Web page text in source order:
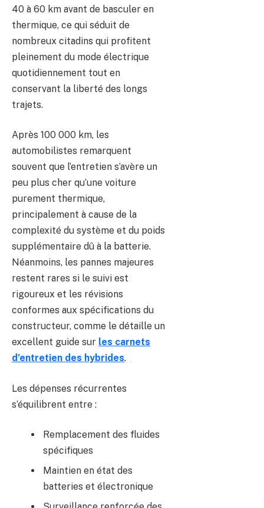
40 à 60 km avant de basculer en
thermique, ce qui séduit de
nombreux citadins qui profitent
pleinement du mode électrique
quotidiennement tout en
conservant la liberté des longs
trajets.
Après 100 000 km, les
automobilistes remarquent
souvent que l’entretien s’avère un
peu plus cher qu’une voiture
purement thermique,
principalement à cause de la
complexité du système et du poids
supplémentaire dû à la batterie.
Néanmoins, les pannes majeures
restent rares si le suivi est
rigoureux et les révisions
conformes aux spécifications du
constructeur, comme le détaille un
excellent guide sur les carnets
d’entretien des hybrides.
Les dépenses récurrentes
s’équilibrent entre :
Remplacement des fluides
spécifiques
Maintien en état des
batteries et électronique